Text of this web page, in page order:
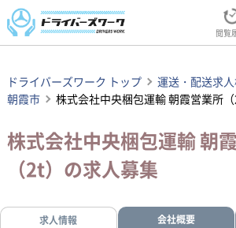
閲覧
ドライバーズワーク トップ 運送・配送求
朝霞市
株式会社中央梱包運輸 朝霞営業所（
株式会社中央梱包運輸 朝
（2t）の求人募集
求人情報 会社概要